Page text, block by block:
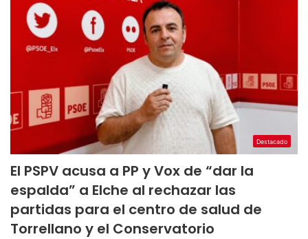
Destacado
El PSPV acusa a PP y Vox de “dar la
espalda” a Elche al rechazar las
partidas para el centro de salud de
Torrellano y el Conservatorio